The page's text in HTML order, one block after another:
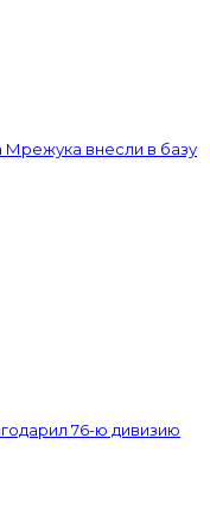
Мрежука внесли в базу
76-ю дивизию